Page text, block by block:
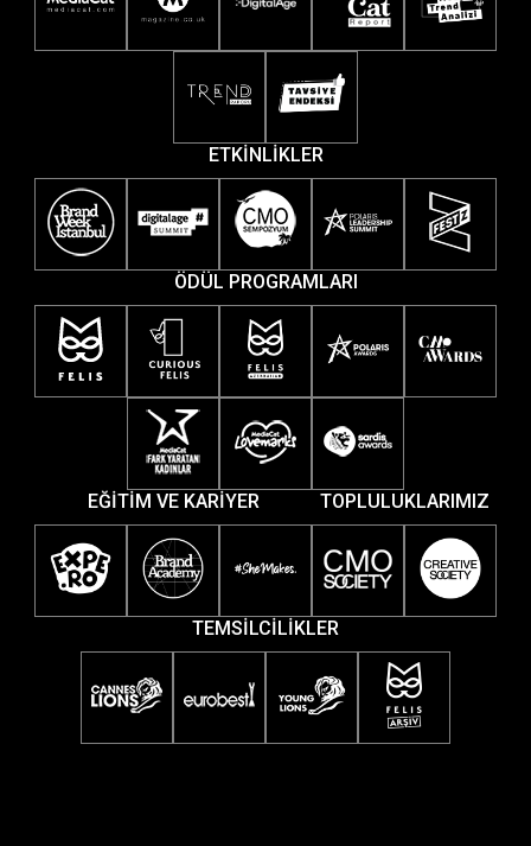
ETKİNLİKLER
ÖDÜL PROGRAMLARI
EĞİTİM VE KARİYER TOPLULUKLARIMIZ
TEMSİLCİLİKLER